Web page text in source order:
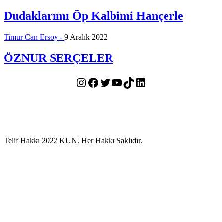
Dudaklarımı Öp Kalbimi Hançerle
Timur Can Ersoy - 9 Aralık 2022
ÖZNUR SERÇELER
Instagram
Facebook
Twitter
YouTube
TikTokLinkedIn
Telif Hakkı 2022 KUN. Her Hakkı Saklıdır.